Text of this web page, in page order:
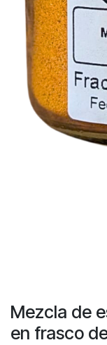
Mezcla de
en frasco